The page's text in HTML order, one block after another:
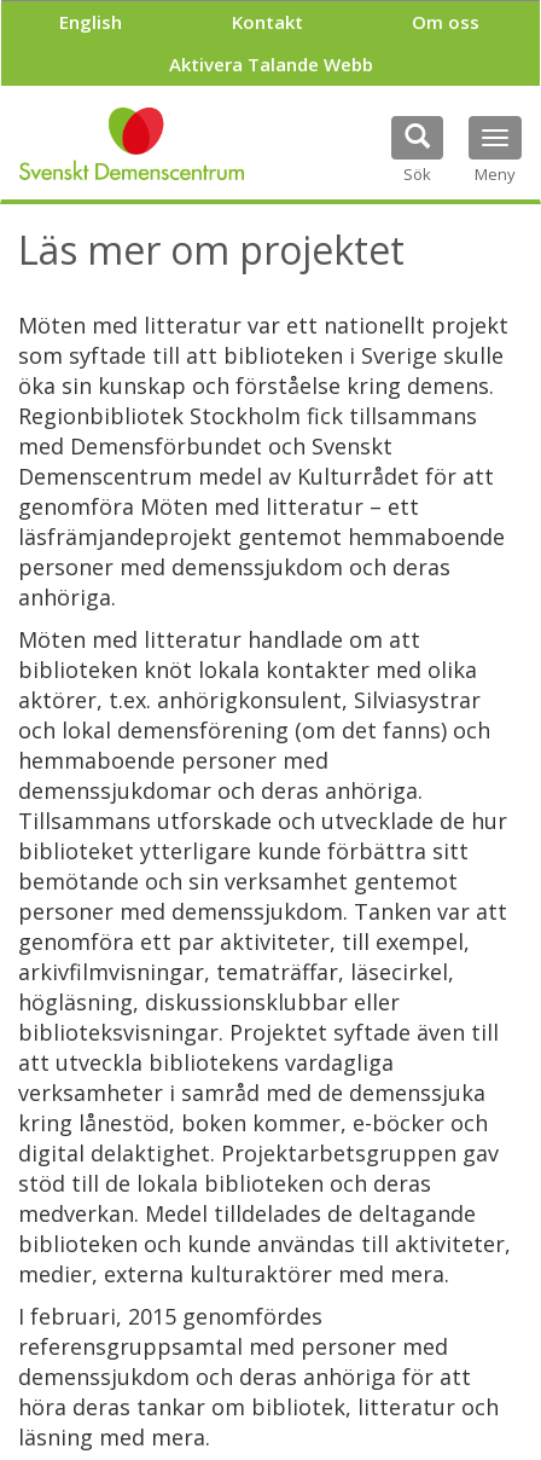
p
l
English Kontakt
Om oss
Aktivera Talande Webb
Sök Meny
Läs mer om projektet
Möten med litteratur var ett nationellt projekt
som syftade till att biblioteken i Sverige skulle
öka sin kunskap och förståelse kring demens.
Regionbibliotek Stockholm fick tillsammans
med Demensförbundet och Svenskt
Demenscentrum medel av Kulturrådet för att
genomföra Möten med litteratur – ett
läsfrämjandeprojekt gentemot hemmaboende
personer med demenssjukdom och deras
anhöriga.
Möten med litteratur handlade om att
biblioteken knöt lokala kontakter med olika
aktörer, t.ex. anhörigkonsulent, Silviasystrar
och lokal demensförening (om det fanns) och
hemmaboende personer med
demenssjukdomar och deras anhöriga.
Tillsammans utforskade och utvecklade de hur
biblioteket ytterligare kunde förbättra sitt
bemötande och sin verksamhet gentemot
personer med demenssjukdom. Tanken var att
genomföra ett par aktiviteter, till exempel,
arkivfilmvisningar, tematräffar, läsecirkel,
högläsning, diskussionsklubbar eller
biblioteksvisningar. Projektet syftade även till
att utveckla bibliotekens vardagliga
verksamheter i samråd med de demenssjuka
kring lånestöd, boken kommer, e-böcker och
digital delaktighet. Projektarbetsgruppen gav
stöd till de lokala biblioteken och deras
medverkan. Medel tilldelades de deltagande
biblioteken och kunde användas till aktiviteter,
medier, externa kulturaktörer med mera.
I februari, 2015 genomfördes
referensgruppsamtal med personer med
demenssjukdom och deras anhöriga för att
höra deras tankar om bibliotek, litteratur och
läsning med mera.